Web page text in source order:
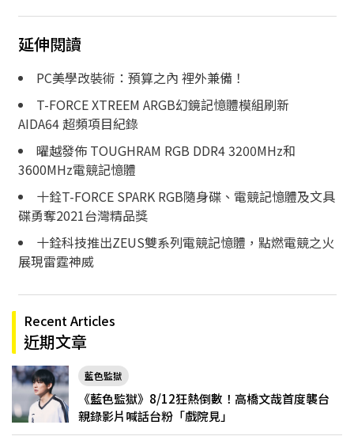
延伸閱讀
PC美學改裝術：預算之內 裡外兼備！
T-FORCE XTREEM ARGB幻鏡記憶體模組刷新
AIDA64 超頻項目紀錄
曜越發佈 TOUGHRAM RGB DDR4 3200MHz和
3600MHz電競記憶體
十銓T-FORCE SPARK RGB隨身碟、電競記憶體及文具
碟勇奪2021台灣精品獎
十銓科技推出ZEUS雙系列電競記憶體，點燃電競之火
展現雷霆神威
Recent Articles
近期文章
藍色監獄
《藍色監獄》8/12狂熱倒數！高橋文哉首度襲台
親錄影片喊話台粉「戲院見」